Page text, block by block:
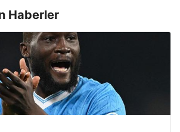
Haberler